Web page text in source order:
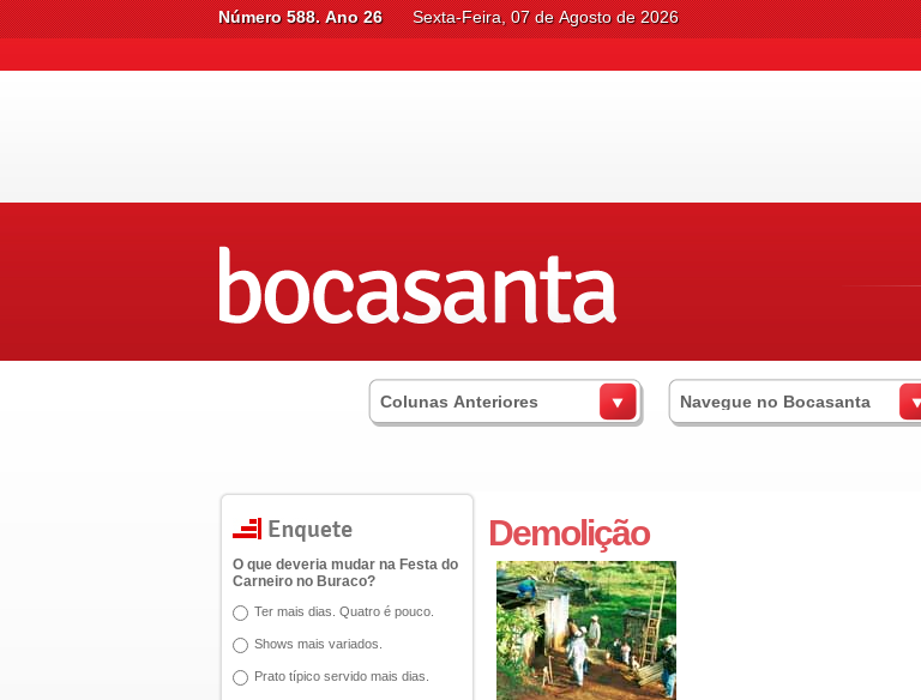
Número 588. Ano 26 Sexta-Feira, 07 de Agosto de 2026
Colunas Anteriores Navegue no Bocasanta
O que deveria mudar na Festa do
Carneiro no Buraco?
Ter mais dias. Quatro é pouco.
Shows mais variados.
Prato típico servido mais dias.
Demolição